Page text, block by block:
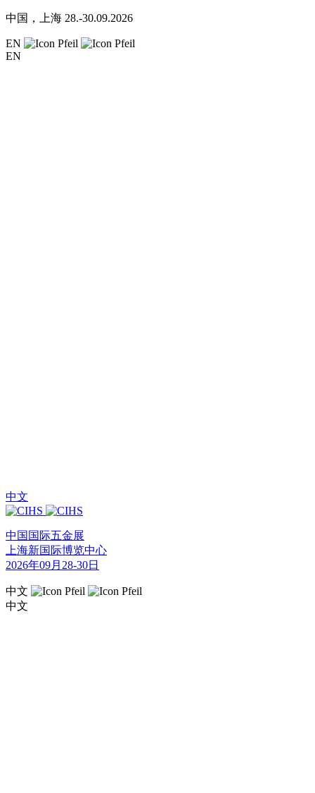
中国，上海 28.-30.09.2026
EN
EN
中文
中国国际五金展
上海新国际博览中心
2026年09月28-30日
中文
中文